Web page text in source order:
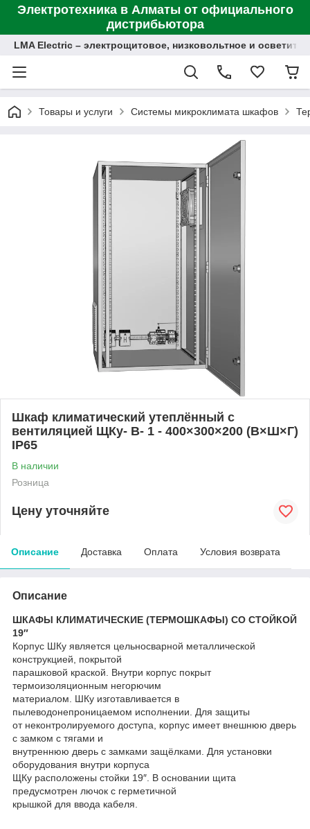
Электротехника в Алматы от официального
дистрибьютора
LMA Electric – электрощитовое, низковольтное и
Товары и услуги Системы микроклимата шкафов
Шкаф климатический утеплённый с
вентиляцией ЩКу- В- 1 - 400×300×200 (В×Ш×Г)
IP65
В наличии
Розница
Цену уточняйте
Описание Доставка Оплата Условия возврата
Описание
ШКАФЫ КЛИМАТИЧЕСКИЕ (ТЕРМОШКАФЫ) СО СТОЙКОЙ
19″
Корпус ШКу является цельносварной металлической
конструкцией, покрытой
парашковой краской. Внутри корпус покрыт
термоизоляционным негорючим
материалом. ШКу изготавливается в
пылеводонепроницаемом исполнении. Для защиты
от неконтролируемого доступа, корпус имеет внешнюю дверь
с замком с тягами и
внутреннюю дверь с замками защёлками. Для установки
оборудования внутри корпуса
ЩКу расположены стойки 19″. В основании щита
предусмотрен лючок с герметичной
крышкой для ввода кабеля.